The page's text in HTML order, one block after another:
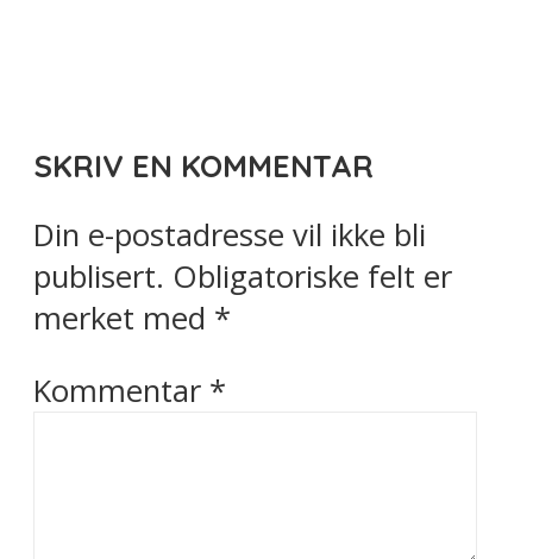
SKRIV EN KOMMENTAR
Din e-postadresse vil ikke bli
publisert. Obligatoriske felt er
merket med *
Kommentar *